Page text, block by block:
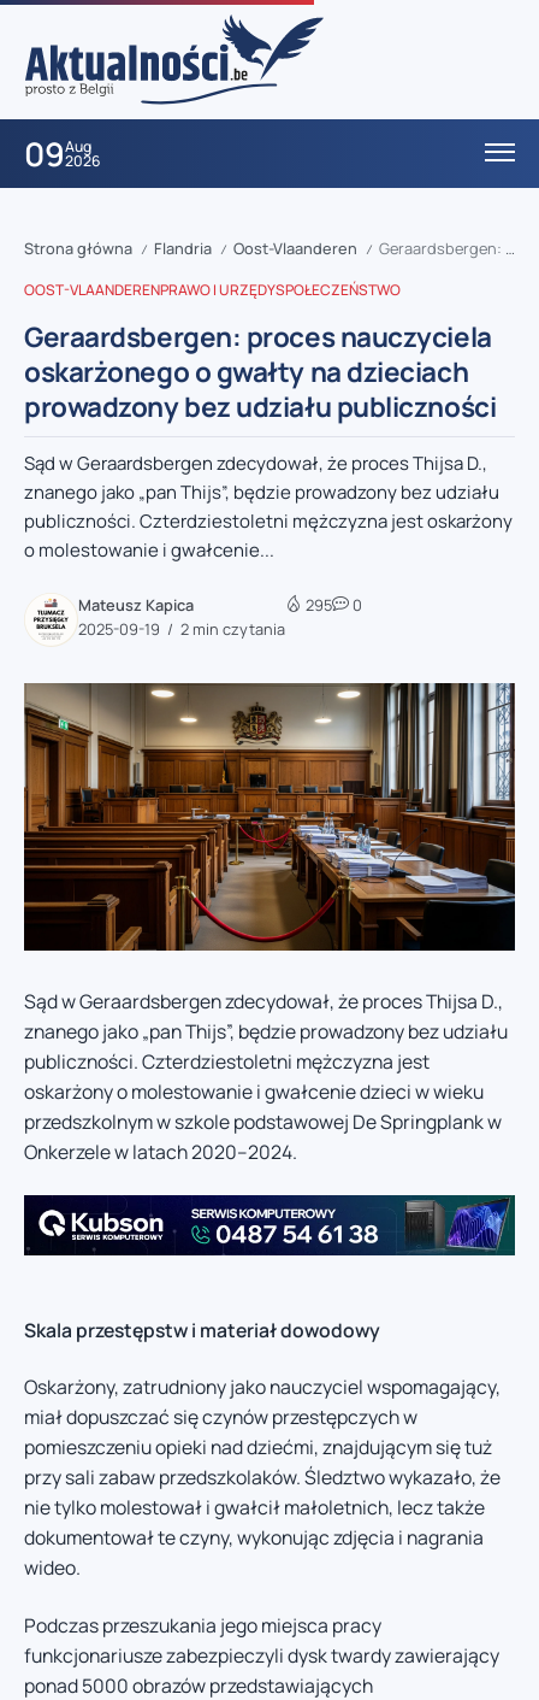
09Aug
2026
Strona główna / Flandria / Oost-Vlaanderen / Geraardsbergen: proces nauczyciela oskarżonego o gwałty na dzieciach prowadzony bez udziału publiczności
OOST-VLAANDERENPRAWO I URZĘDYSPOŁECZEŃSTWO
Geraardsbergen: proces nauczyciela
oskarżonego o gwałty na dzieciach
prowadzony bez udziału publiczności
Sąd w Geraardsbergen zdecydował, że proces Thijsa D.,
znanego jako „pan Thijs”, będzie prowadzony bez udziału
publiczności. Czterdziestoletni mężczyzna jest oskarżony
o molestowanie i gwałcenie...
Mateusz Kapica
2025-09-19
2 min czytania
295 0
Sąd w Geraardsbergen zdecydował, że proces Thijsa D.,
znanego jako „pan Thijs”, będzie prowadzony bez udziału
publiczności. Czterdziestoletni mężczyzna jest
oskarżony o molestowanie i gwałcenie dzieci w wieku
przedszkolnym w szkole podstawowej De Springplank w
Onkerzele w latach 2020–2024.
Skala przestępstw i materiał dowodowy
Oskarżony, zatrudniony jako nauczyciel wspomagający,
miał dopuszczać się czynów przestępczych w
pomieszczeniu opieki nad dziećmi, znajdującym się tuż
przy sali zabaw przedszkolaków. Śledztwo wykazało, że
nie tylko molestował i gwałcił małoletnich, lecz także
dokumentował te czyny, wykonując zdjęcia i nagrania
wideo.
Podczas przeszukania jego miejsca pracy
funkcjonariusze zabezpieczyli dysk twardy zawierający
ponad 5000 obrazów przedstawiających